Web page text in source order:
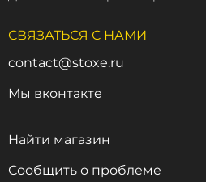
СВЯЗАТЬСЯ С НАМИ
contact@stoxe.ru
Мы вконтакте
Найти магазин
Сообщить о проблеме